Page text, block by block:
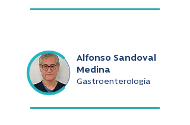
Alfonso Sandoval
Medina
Gastroenterología